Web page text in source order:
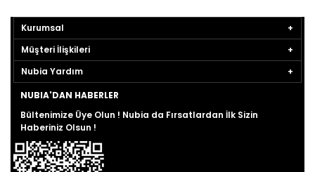
Kurumsal
Müşteri İlişkileri
Nubia Yardım
NUBIA'DAN HABERLER
Bültenimize Üye Olun ! Nubia da Fırsatlardan İlk Sizin
Haberiniz Olsun !